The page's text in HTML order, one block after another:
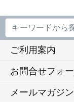
ご利用案内
お問合せフォ
メールマガジ